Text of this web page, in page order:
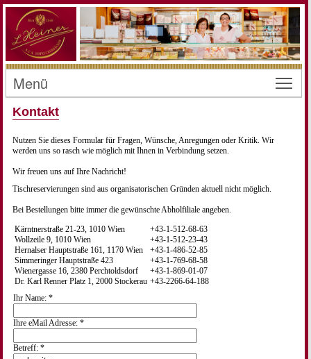
Menü
Kontakt
Nutzen Sie dieses Formular für Fragen, Wünsche, Anregungen oder Kritik. Wir
werden uns so rasch wie möglich mit Ihnen in Verbindung setzen.
Wir freuen uns auf Ihre Nachricht!
Tischreservierungen sind aus organisatorischen Gründen aktuell nicht möglich.
Bei Bestellungen bitte immer die gewünschte Abholfiliale angeben.
Kärntnerstraße 21-23, 1010 Wien
Wollzeile 9, 1010 Wien
Hernalser Hauptstraße 161, 1170 Wien
Simmeringer Hauptstraße 423
Wienergasse 16, 2380 Perchtoldsdorf
Dr. Karl Renner Platz 1, 2000 Stockerau
+43-1-512-68-63
+43-1-512-23-43
+43-1-486-52-85
+43-1-769-68-58
+43-1-869-01-07
+43-2266-64-188
Ihr Name: *
Ihre eMail Adresse: *
Betreff: *